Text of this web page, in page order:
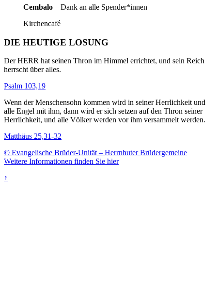
Cembalo – Dank an alle Spender*innen
Kirchencafé
DIE HEUTIGE LOSUNG
Der HERR hat seinen Thron im Himmel errichtet, und sein Reich
herrscht über alles.
Psalm 103,19
Wenn der Menschensohn kommen wird in seiner Herrlichkeit und
alle Engel mit ihm, dann wird er sich setzen auf den Thron seiner
Herrlichkeit, und alle Völker werden vor ihm versammelt werden.
Matthäus 25,31-32
© Evangelische Brüder-Unität – Herrnhuter Brüdergemeine
Weitere Informationen finden Sie hier
↑